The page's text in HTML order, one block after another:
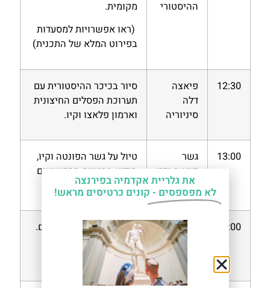
ההיסטורי
מקומית.
(ראו אפשרויות למסעדות
בפירוט המלא של התכנית)
12:30
פיאצה
דלה
סיניוריה
סיור בכיכר ההיסטורית עם
תערוכת הפסלים החיצונית
וארמון פלאצו וקיו.
13:00
גשר
פונטה וקיו
טיול על גשר הפונטה וקיו,
הידוע בחנויות התכשיטים
ובנוף הפנוראמי שמציע.
14:00
ארמון
פיטי וגני
בובולי
ביקור בארמון וטיול בגנים.
את גלריית אקדמיה בפירנצה
לא מפספסים - קונים כרטיסים מראש!